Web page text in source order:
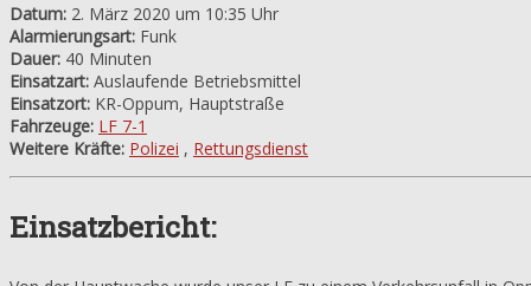
Datum: 2. März 2020 um 10:35 Uhr
Alarmierungsart: Funk
Dauer: 40 Minuten
Einsatzart: Auslaufende Betriebsmittel
Einsatzort: KR-Oppum, Hauptstraße
Fahrzeuge: LF 7-1
Weitere Kräfte: Polizei , Rettungsdienst
Einsatzbericht: